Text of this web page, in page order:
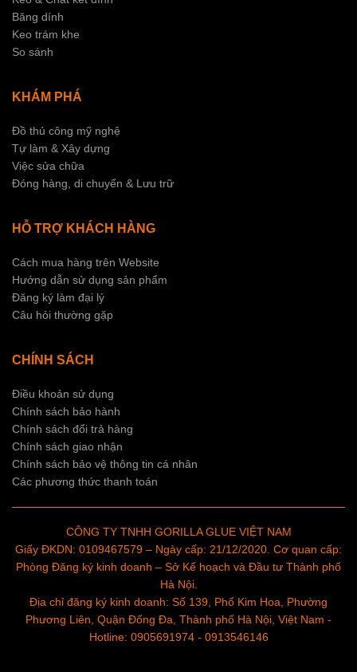
Băng dính
Keo trám khe
So sánh
KHÁM PHÁ
Đồ thủ công mỹ nghệ
Tự làm & Xây dựng
Việc sửa chữa
Đóng hàng, di chuyển & Lưu trữ
HỖ TRỢ KHÁCH HÀNG
Cách mua hàng trên Website
Hướng dẫn sử dụng sản phẩm
Đăng ký làm đại lý
Câu hỏi thường gặp
CHÍNH SÁCH
Điều khoản sử dụng
Chính sách bảo hành
Chính sách đổi trả hàng
Chính sách giao nhận
Chính sách bảo vệ thông tin cá nhân
Các phương thức thanh toán
CÔNG TY TNHH GORILLA GLUE VIỆT NAM
Giấy ĐKDN: 0109467579 – Ngày cấp: 21/12/2020. Cơ quan cấp:
Phòng Đăng ký kinh doanh – Sở Kế hoạch và Đầu tư Thành phố
Hà Nội.
Địa chỉ đăng ký kinh doanh: Số 139, Phố Kim Hoa, Phường
Phương Liên, Quận Đống Đa, Thành phố Hà Nội, Việt Nam -
Hotline: 0905691974 - 0913546146